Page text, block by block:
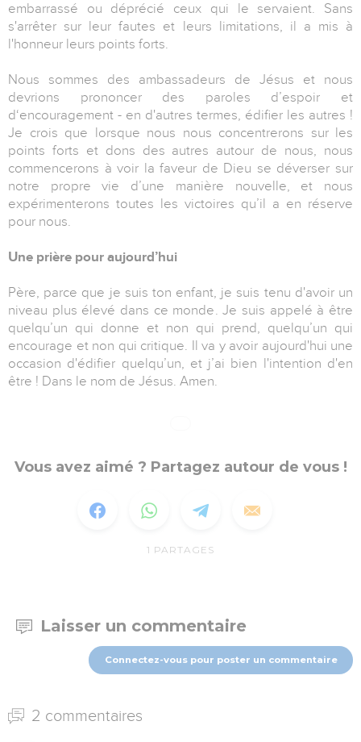
embarrassé ou déprécié ceux qui le servaient. Sans
s'arrêter sur leur fautes et leurs limitations, il a mis à
l'honneur leurs points forts.
Nous sommes des ambassadeurs de Jésus et nous
devrions prononcer des paroles d’espoir et
d‘encouragement - en d'autres termes, édifier les autres !
Je crois que lorsque nous nous concentrerons sur les
points forts et dons des autres autour de nous, nous
commencerons à voir la faveur de Dieu se déverser sur
notre propre vie d’une manière nouvelle, et nous
expérimenterons toutes les victoires qu’il a en réserve
pour nous.
Une prière pour aujourd’hui
Père, parce que je suis ton enfant, je suis tenu d'avoir un
niveau plus élevé dans ce monde. Je suis appelé à être
quelqu’un qui donne et non qui prend, quelqu’un qui
encourage et non qui critique. Il va y avoir aujourd'hui une
occasion d'édifier quelqu’un, et j’ai bien l'intention d'en
être ! Dans le nom de Jésus. Amen.
Vous avez aimé ? Partagez autour de vous !
1 PARTAGES
Laisser un commentaire
Connectez-vous pour poster un commentaire
2 commentaires